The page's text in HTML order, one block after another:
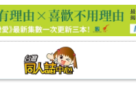
集倉庫